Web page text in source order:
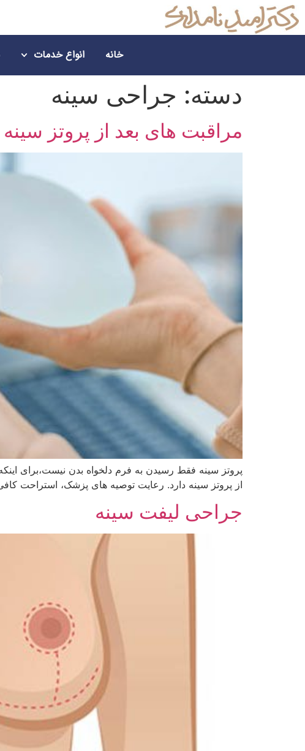
خانه انواع خدمات
دسته: جراحی سینه
مراقبت‌ های بعد از پروتز سینه
پروتز سینه فقط رسیدن به فرم دلخواه بدن نیست،برای
از پروتز سینه دارد. رعایت توصیه‌ های پزشک، استراحت
جراحی لیفت سینه